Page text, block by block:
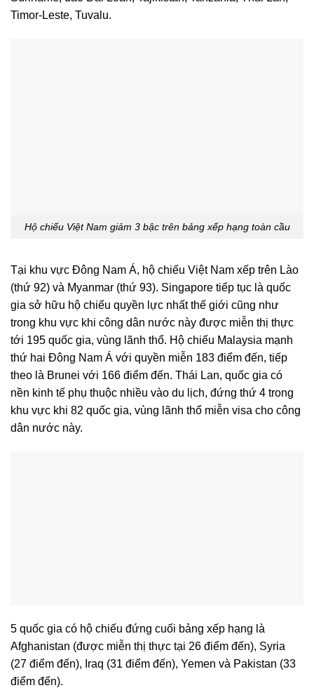
Timor-Leste, Tuvalu.
Hộ chiếu Việt Nam giảm 3 bậc trên bảng xếp hạng toàn cầu
Tại khu vực Đông Nam Á, hộ chiếu Việt Nam xếp trên Lào
(thứ 92) và Myanmar (thứ 93). Singapore tiếp tục là quốc
gia sở hữu hộ chiếu quyền lực nhất thế giới cũng như
trong khu vực khi công dân nước này được miễn thị thực
tới 195 quốc gia, vùng lãnh thổ. Hộ chiếu Malaysia mạnh
thứ hai Đông Nam Á với quyền miễn 183 điểm đến, tiếp
theo là Brunei với 166 điểm đến. Thái Lan, quốc gia có
nền kinh tế phụ thuộc nhiều vào du lịch, đứng thứ 4 trong
khu vực khi 82 quốc gia, vùng lãnh thổ miễn visa cho công
dân nước này.
5 quốc gia có hộ chiếu đứng cuối bảng xếp hạng là
Afghanistan (được miễn thị thực tại 26 điểm đến), Syria
(27 điểm đến), Iraq (31 điểm đến), Yemen và Pakistan (33
điểm đến).